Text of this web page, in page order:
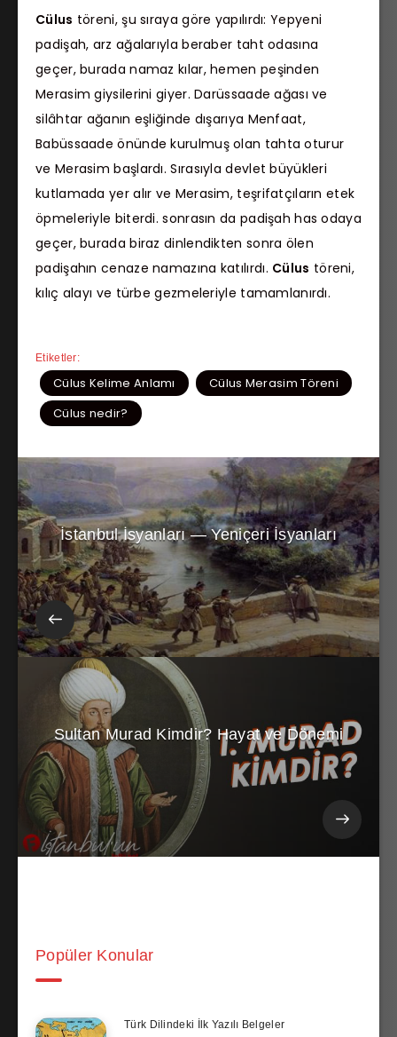
Cülus töreni, şu sıraya göre yapılırdı: Yepyeni
padişah, arz ağalarıyla beraber taht odasına
geçer, burada namaz kılar, hemen peşinden
Merasim giysilerini giyer. Darüssaade ağası ve
silâhtar ağanın eşliğinde dışarıya Menfaat,
Babüssaade önünde kurulmuş olan tahta oturur
ve Merasim başlardı. Sırasıyla devlet büyükleri
kutlamada yer alır ve Merasim, teşrifatçıların etek
öpmeleriyle biterdi. sonrasın da padişah has odaya
geçer, burada biraz dinlendikten sonra ölen
padişahın cenaze namazına katılırdı. Cülus töreni,
kılıç alayı ve türbe gezmeleriyle tamamlanırdı.
Etiketler:
Cülus Kelime Anlamı
Cülus Merasim Töreni
Cülus nedir?
İstanbul İsyanları — Yeniçeri İsyanları
Sultan Murad Kimdir? Hayat ve Dönemi
Popüler Konular
Türk Dilindeki İlk Yazılı Belgeler